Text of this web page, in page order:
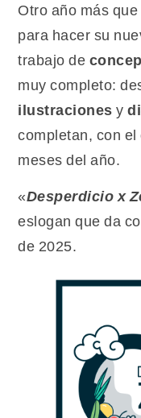
Otro año más que
para hacer su
trabajo de
muy completo:
ilustraciones y
completan, con
meses del año.
«Desperdicio x
eslogan que da
de 2025.